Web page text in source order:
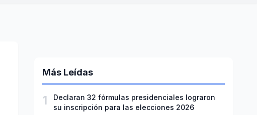
Más Leídas
1
Declaran 32 fórmulas presidenciales lograron
su inscripción para las elecciones 2026